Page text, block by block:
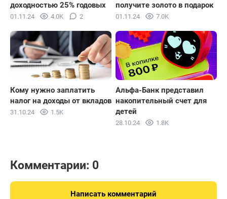
доходностью 25% годовых
01.11.24 4.0K 2
получите золото в подарок
01.11.24 7.0K
Кому нужно заплатить
налог на доходы от вкладов
31.10.24 1.5K
Альфа-Банк представил
накопительный счет для
детей
28.10.24 1.8K
Комментарии: 0
Написать комментарий